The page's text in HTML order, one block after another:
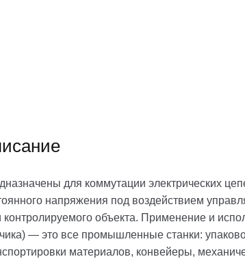
для коммутации электрических
напряжения под воздействием
контролируемого объекта. Применение и
— это все промышленные станки:
материалов, конвейеры,